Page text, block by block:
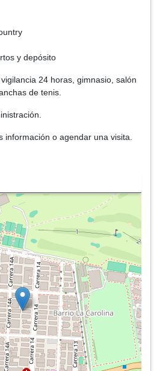
y depósito
24 horas, gimnasio, salón
de tenis.
información o agendar una visita.